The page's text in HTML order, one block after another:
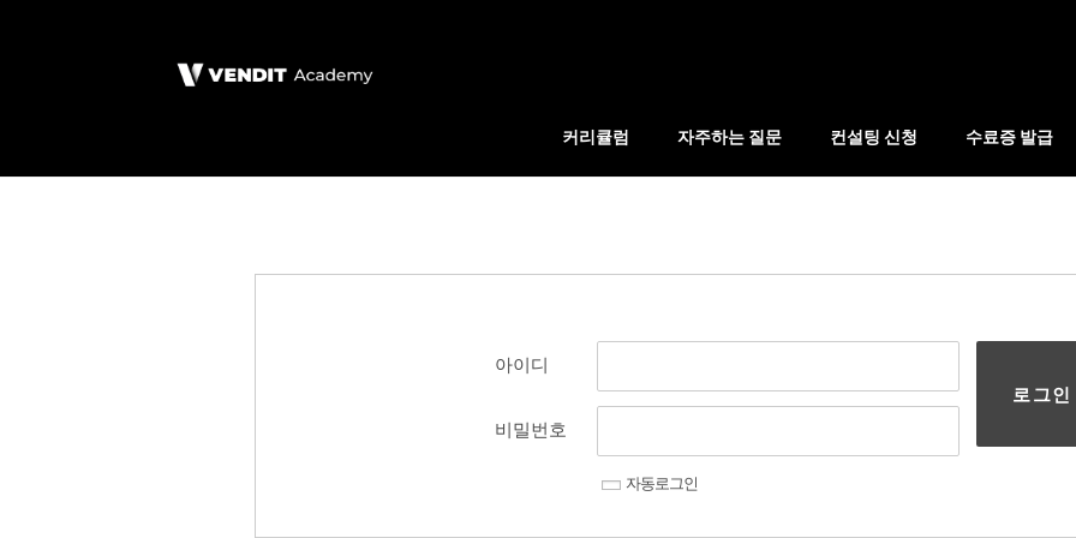
커리큘럼 자주하는 질문 컨설팅 신청 수료증 발급
아이디
비밀번호
자동로그인
로그인